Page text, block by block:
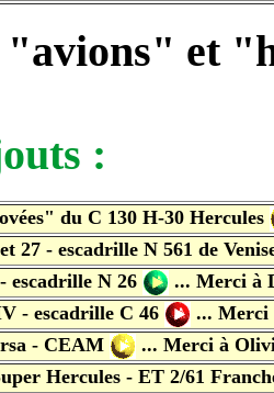
et
:
du C 130 H-30 Hercules
27 - escadrille N 561 de
escadrille N 26
... Merci à
- escadrille C 46
... Merci
- CEAM
... Merci à
Hercules - ET 2/61